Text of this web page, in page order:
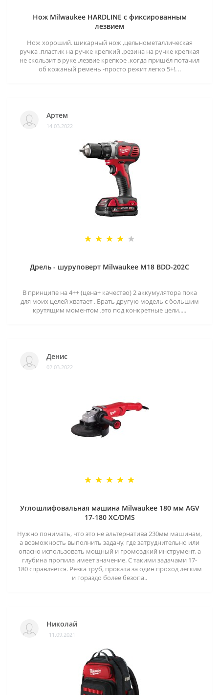
Нож Milwaukee HARDLINE с фиксированным
лезвием
Нож хороший. шикарный нож ,цельнометаллическая
ручка .пластик на ручке крепкий ,резина на ручке крепкая
не скользит в руке .лезвие крепкое .когда пришёл потачил
об кожаный ремень -просто режит легко 5+!. ..
Артем
14.03.2022
Дрель - шуруповерт Milwaukee M18 BDD-202C
В принципе на 4++ (цена+ качество) 2 аккумулятора пока
для моих целей хватает . Брать другую модель с большим
крутящим моментом ,это под конкретные цели.....
Денис
02.03.2022
Углошлифовальная машина Milwaukee 180 мм AGV
17-180 XC/DMS
Нужно понимать, что это не альтернатива 230мм машинам,
а возможность выполнить задачу, где затруднительно или
опасно использовать мощный и громоздкий инструмент, а
глубина пропила имеет значение. С такими задачами 17-
180 справляется. Резка труб, проката за один проход легким
и гораздо более безопа..
Николай
11.09.2021